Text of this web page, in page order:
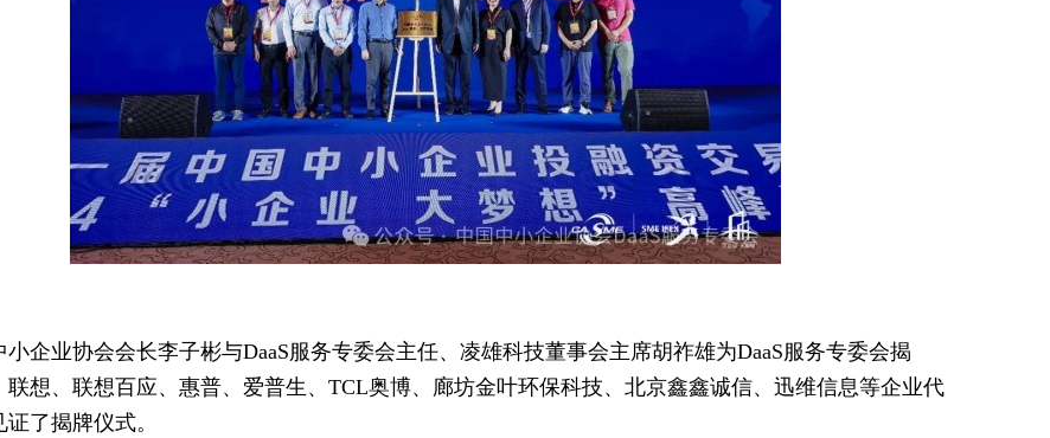
小企业协会会长李子彬与DaaS服务专委会主任、凌雄科技董事会主席胡祚雄为DaaS服务专委会揭
联想、联想百应、惠普、爱普生、TCL奥博、廊坊金叶环保科技、北京鑫鑫诚信、迅维信息等企业代
了揭牌仪式。